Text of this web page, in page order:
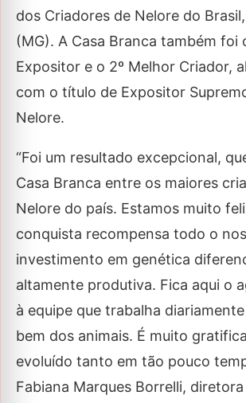
dos Criadores de Nelore do
(MG). A Casa Branca também foi
Expositor e o 2º Melhor Criador,
com o título de Expositor
Nelore.
“Foi um resultado excepcional,
Casa Branca entre os maiores
Nelore do país. Estamos muito
conquista recompensa todo o
investimento em genética
altamente produtiva. Fica aqui o
à equipe que trabalha
bem dos animais. É muito
evoluído tanto em tão pouco
Fabiana Marques Borrelli, diretora